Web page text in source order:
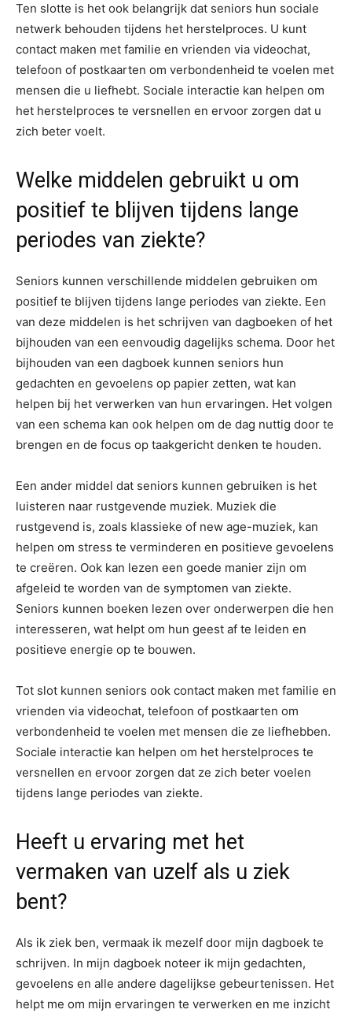
Ten slotte is het ook belangrijk dat seniors hun sociale
netwerk behouden tijdens het herstelproces. U kunt
contact maken met familie en vrienden via videochat,
telefoon of postkaarten om verbondenheid te voelen met
mensen die u liefhebt. Sociale interactie kan helpen om
het herstelproces te versnellen en ervoor zorgen dat u
zich beter voelt.
Welke middelen gebruikt u om
positief te blijven tijdens lange
periodes van ziekte?
Seniors kunnen verschillende middelen gebruiken om
positief te blijven tijdens lange periodes van ziekte. Een
van deze middelen is het schrijven van dagboeken of het
bijhouden van een eenvoudig dagelijks schema. Door het
bijhouden van een dagboek kunnen seniors hun
gedachten en gevoelens op papier zetten, wat kan
helpen bij het verwerken van hun ervaringen. Het volgen
van een schema kan ook helpen om de dag nuttig door te
brengen en de focus op taakgericht denken te houden.
Een ander middel dat seniors kunnen gebruiken is het
luisteren naar rustgevende muziek. Muziek die
rustgevend is, zoals klassieke of new age-muziek, kan
helpen om stress te verminderen en positieve gevoelens
te creëren. Ook kan lezen een goede manier zijn om
afgeleid te worden van de symptomen van ziekte.
Seniors kunnen boeken lezen over onderwerpen die hen
interesseren, wat helpt om hun geest af te leiden en
positieve energie op te bouwen.
Tot slot kunnen seniors ook contact maken met familie en
vrienden via videochat, telefoon of postkaarten om
verbondenheid te voelen met mensen die ze liefhebben.
Sociale interactie kan helpen om het herstelproces te
versnellen en ervoor zorgen dat ze zich beter voelen
tijdens lange periodes van ziekte.
Heeft u ervaring met het
vermaken van uzelf als u ziek
bent?
Als ik ziek ben, vermaak ik mezelf door mijn dagboek te
schrijven. In mijn dagboek noteer ik mijn gedachten,
gevoelens en alle andere dagelijkse gebeurtenissen. Het
helpt me om mijn ervaringen te verwerken en me inzicht